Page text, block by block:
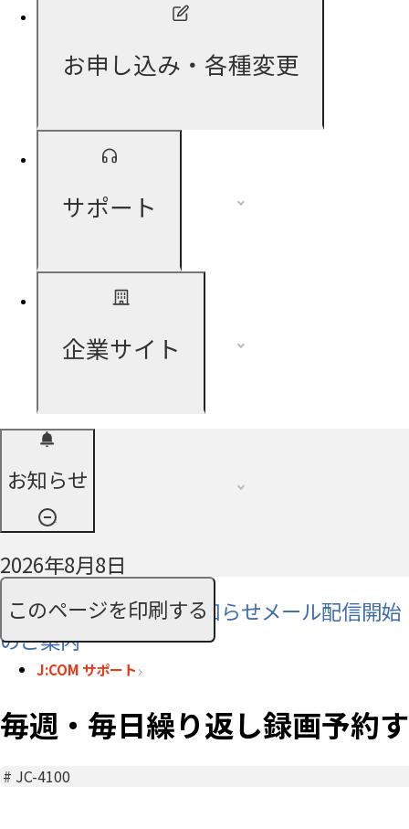
お申し込み・各種変更
サポート
企業サイト
お知らせ
2026年8月8日
SMS利用料に関するお知らせメール配信開始
のご案内
このページを印刷する
J:COM サポート
毎週・毎日繰り返し録画予約
# JC-4100